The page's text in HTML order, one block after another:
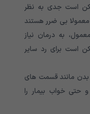
است جدی به نظر
معمولا بی ضرر هستند
به درمان نیاز
است برای رد سایر
بدن مانند قسمت های
حتی خواب بیمار را